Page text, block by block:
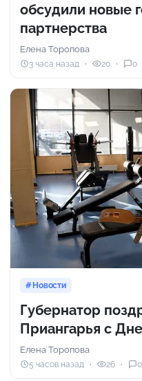
обсудили новые
партнерства
Елена Торопова
3 часа назад 20 0
Новости
Губернатор
Приангарья с
Елена Торопова
5 часов назад 26 0